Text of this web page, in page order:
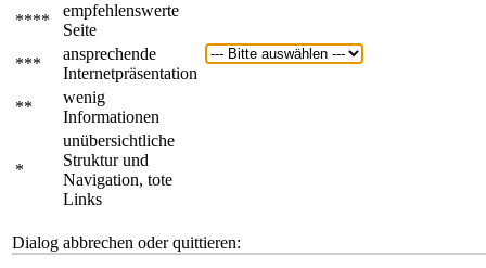
****
empfehlenswerte
Seite
***
ansprechende
Internetpräsentation
**
wenig
Informationen
*
unübersichtliche
Struktur und
Navigation, tote
Links
Dialog abbrechen oder quittieren: